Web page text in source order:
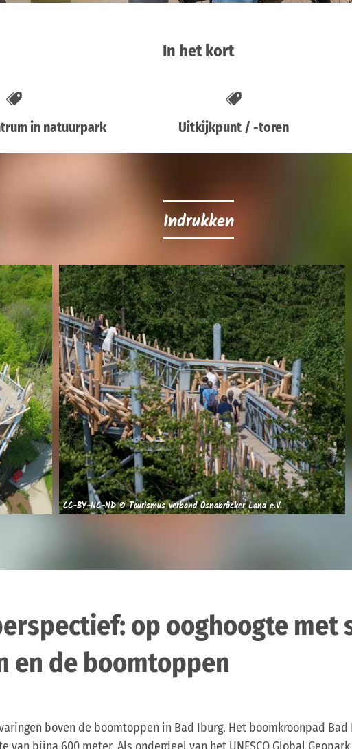
In het kort
in natuurpark Uitkijkpunt / -toren
Indrukken
CC-BY-NC-ND © Tourismus verband Osnabrücker Land e.V.
op ooghoogte met
en de boomtoppen
boven de boomtoppen in Bad Iburg. Het boomkroonpad
van bijna 600 meter. Als onderdeel van het UNESCO Global